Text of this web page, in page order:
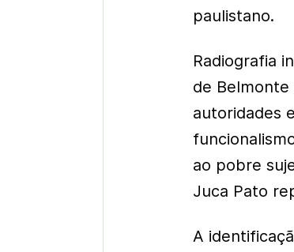
paulistano.
Radiografia
de
autoridades
ao pobre
Juca Pato
A